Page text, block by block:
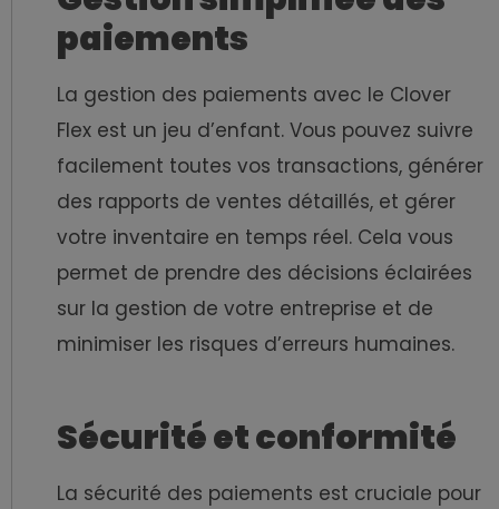
paiements
La gestion des paiements avec le Clover
Flex est un jeu d’enfant. Vous pouvez suivre
facilement toutes vos transactions, générer
des rapports de ventes détaillés, et gérer
votre inventaire en temps réel. Cela vous
permet de prendre des décisions éclairées
sur la gestion de votre entreprise et de
minimiser les risques d’erreurs humaines.
Sécurité et conformité
La sécurité des paiements est cruciale pour